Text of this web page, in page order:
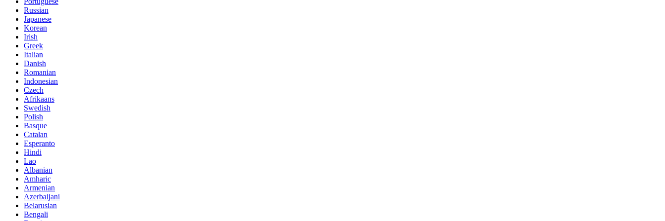
Russian
Japanese
Korean
Irish
Greek
Italian
Danish
Romanian
Indonesian
Czech
Afrikaans
Swedish
Polish
Basque
Catalan
Esperanto
Hindi
Lao
Albanian
Amharic
Armenian
Azerbaijani
Belarusian
Bengali